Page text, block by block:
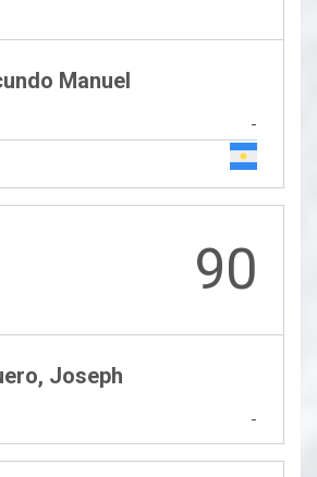
Manuel
-
90
Joseph
-